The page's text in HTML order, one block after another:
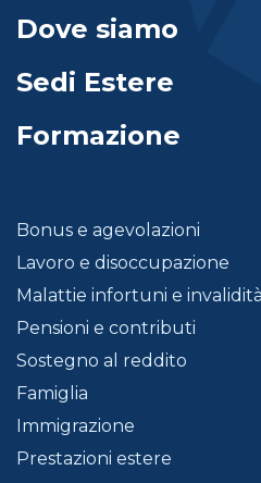
Dove siamo
Sedi Estere
Formazione
Bonus e agevolazioni
Lavoro e disoccupazione
Malattie infortuni e invalidità
Pensioni e contributi
Sostegno al reddito
Famiglia
Immigrazione
Prestazioni estere